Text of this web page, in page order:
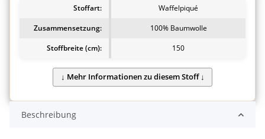
Stoffart:
Waffelpiqué
Zusammensetzung:
100% Baumwolle
Stoffbreite (cm):
150
Beschreibung